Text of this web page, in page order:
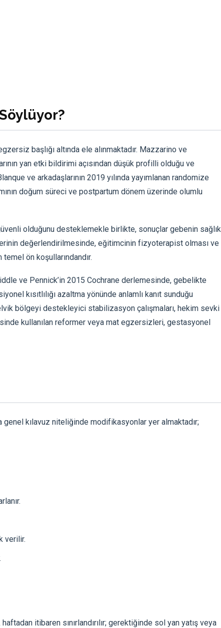
başlığı altında ele alınmaktadır. Mazzarino ve
yan etki bildirimi açısından düşük profilli olduğu ve
ve arkadaşlarının 2019 yılında yayımlanan randomize
doğum süreci ve postpartum dönem üzerinde olumlu
olduğunu desteklemekle birlikte, sonuçlar gebenin sağlık
değerlendirilmesinde, eğitimcinin fizyoterapist olması ve
ön koşullarındandır.
ve Pennick’in 2015 Cochrane derlemesinde, gebelikte
kısıtlılığı azaltma yönünde anlamlı kanıt sunduğu
bölgeyi destekleyici stabilizasyon çalışmaları, hekim sevki
kullanılan reformer veya mat egzersizleri, gestasyonel
kılavuz niteliğinde modifikasyonlar yer almaktadır;
verilir.
itibaren sınırlandırılır; gerektiğinde sol yan yatış veya